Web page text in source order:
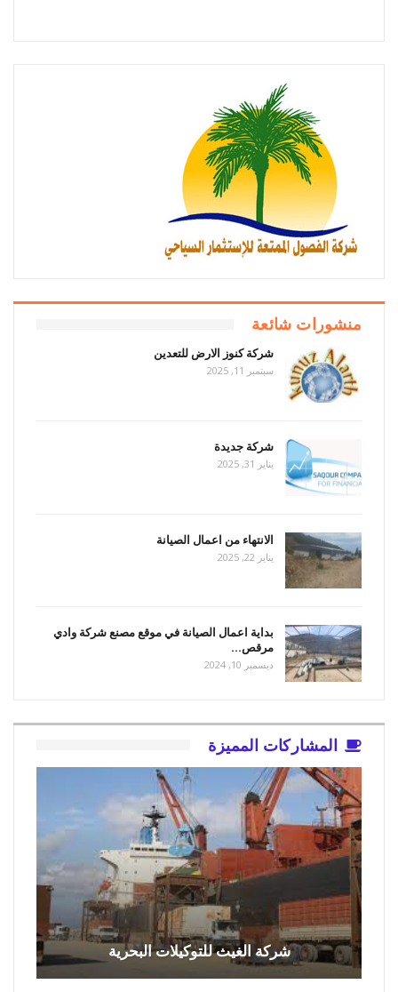
منشورات شائعة
شركة كنوز الارض للتعدين
سبتمبر 11, 2025
شركة جديدة
يناير 31, 2025
الانتهاء من اعمال الصيانة
يناير 22, 2025
بداية اعمال الصيانة في موقع مصنع شركة وادي
مرقص…
ديسمبر 10, 2024
المشاركات المميزة
شركة الغيث للتوكيلات البحرية